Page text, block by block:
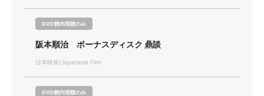
DVD館内視聴のみ
阪本順治 ボーナスディスク 鼎談
日本映画/Japanese Film
DVD館内視聴のみ